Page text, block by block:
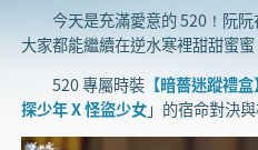
今天是充滿愛意的 520！阮阮
大家都能繼續在逆水寒裡甜甜蜜
520 專屬時裝【暗薔迷蹤禮盒】
探少年 X 怪盜少女」的宿命對決